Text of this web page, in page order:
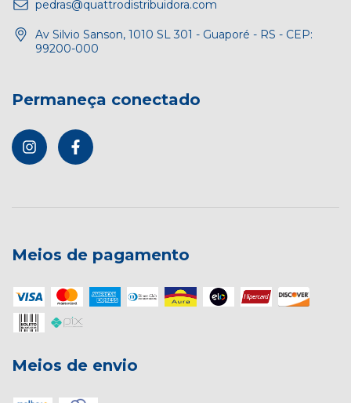
pedras@quattrodistribuidora.com
Av Silvio Sanson, 1010 SL 301 - Guaporé - RS - CEP:
99200-000
Permaneça conectado
Meios de pagamento
Meios de envio